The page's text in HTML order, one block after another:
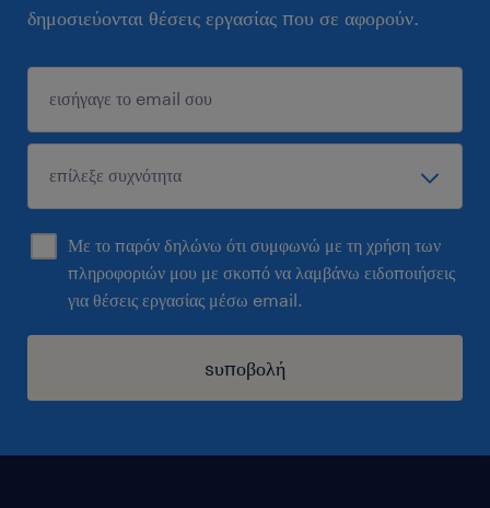
δημοσιεύονται θέσεις εργασίας που σε αφορούν.
Με το παρόν δηλώνω ότι συμφωνώ με τη χρήση των
πληροφοριών μου με σκοπό να λαμβάνω ειδοποιήσεις
για θέσεις εργασίας μέσω email.
sυποβολή